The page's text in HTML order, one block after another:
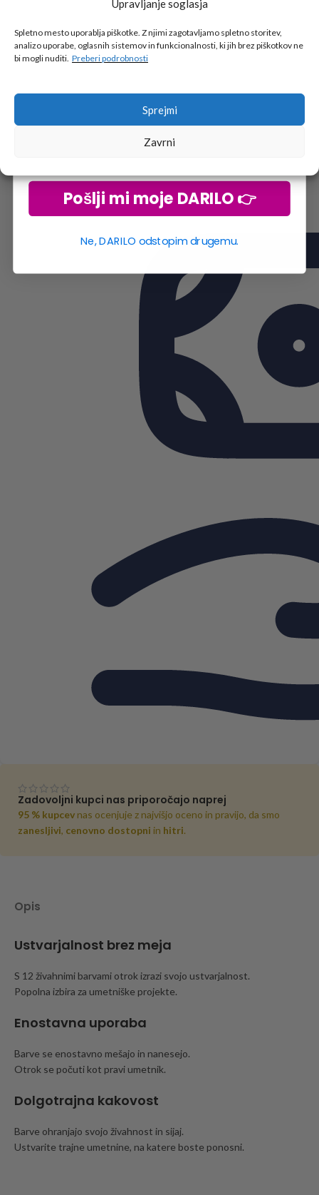
Upravljanje soglasja
Spletno mesto uporablja piškotke. Z njimi zagotavljamo spletno storitev,
analizo uporabe, oglasnih sistemov in funkcionalnosti, ki jih brez piškotkov ne
bi mogli nuditi. Preberi podrobnosti
Sprejmi
Zavrni
Zadovoljni kupci nas priporočajo naprej
95 % kupcev nas ocenjuje z najvišjo oceno in pravijo, da smo
zanesljivi, cenovno dostopni in hitri.
Opis
Ustvarjalnost brez meja
S 12 živahnimi barvami otrok izrazi svojo ustvarjalnost.
Popolna izbira za umetniške projekte.
Enostavna uporaba
Barve se enostavno mešajo in nanesejo.
Otrok se počuti kot pravi umetnik.
Dolgotrajna kakovost
Barve ohranjajo svojo živahnost in sijaj.
Ustvarite trajne umetnine, na katere boste ponosni.
Tukaj je!
🎁 DARILO
Vpiši podatke za prejem darila
Pošlji mi moje DARILO 👉
Ne, DARILO odstopim drugemu.